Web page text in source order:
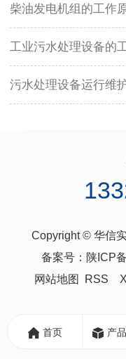
柴油发电机组的工作
工业污水处理设备的
污水处理设备运行维
Copyright © 华信
备案号： 陕ICP
网站地图
RSS
首页 产